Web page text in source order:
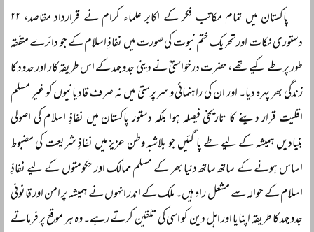
پاکستان میں تمام مکاتب فکر کے اکابر علماء کرام نے قرارداد مقاصد، ۲۲
دستوری نکات اور تحریک ختم نبوت کی صورت میں نفاذِ اسلام کے جو دائرے متفقہ
طور پر طے کیے تھے، حضرت درخواستیؒ نے دینی جدوجہد کے اس طریقہ کار اور حدود کا
زندگی بھر پہرہ دیا۔ اور ان کی راہنمائی و سرپرستی میں نہ صرف قادیانیوں کو غیر مسلم
اقلیت قرار دینے کا تاریخی فیصلہ ہوا بلکہ دستور پاکستان میں نفاذِ اسلام کی اصولی
بنیادیں ہمیشہ کے لیے طے پا گئیں جو بلاشبہ وطن عزیز میں نفاذِ شریعت کی مضبوط
اساس ہونے کے ساتھ ساتھ دنیا بھر کے مسلم ممالک اور حکومتوں کے لیے نفاذِ
اسلام کے حوالہ سے مشعل راہ ہیں۔ ملک کے اندر انہوں نے ہمیشہ پر امن اور قانونی
جدوجہد کا طریقہ اپنایا اور اہل دین کو اسی کی تلقین کرتے رہے۔ وہ ہر موقع پر فرماتے